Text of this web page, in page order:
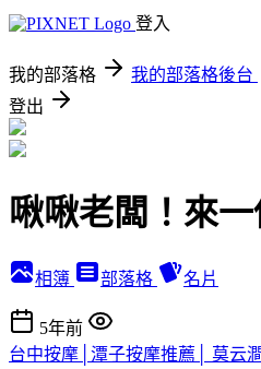
登入
我的部落格 我的部落格後台
登出
啾啾老闆！來一
相簿 部落格 名片
5年前
台中按摩│潭子按摩推薦│ 莫云